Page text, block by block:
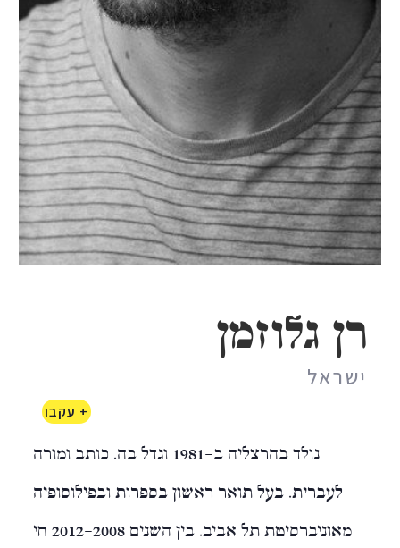
רן גלוזמן
ישראל
+ עקבו
נולד בהרצליה ב-1981 וגדל בה. כותב ומורה
לעברית. בעל תואר ראשון בספרות ובפילוסופיה
מאוניברסיטת תל אביב. בין השנים 2008–2012 חי